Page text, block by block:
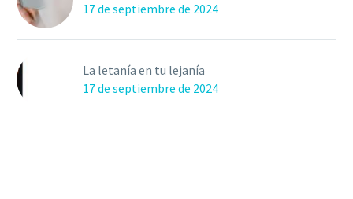
17 de septiembre de 2024
La letanía en tu lejanía
17 de septiembre de 2024